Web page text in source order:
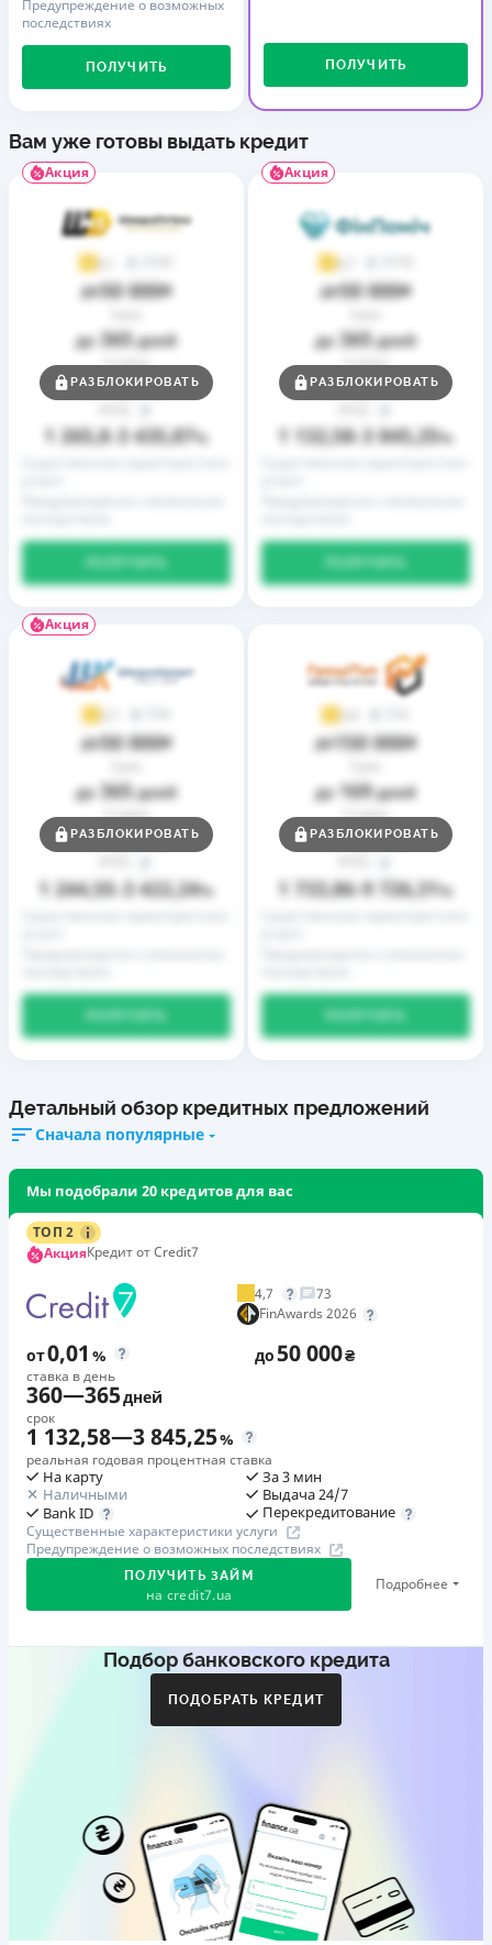
Предупреждение о возможных
последствиях
ПОЛУЧИТЬ ПОЛУЧИТЬ
Вам уже готовы выдать кредит
Акция
4,1
до50 000₴
до 365дней
Ставка
от0,01%
1 265,8 3 435,87%
РАЗБЛОКИРОВАТЬ
Акция
4,7
до50 000₴
до 365дней
Ставка
от0,01%
1 132,58 3 845,25%
РАЗБЛОКИРОВАТЬ
Акция
3,7
до50 000₴
до 365дней
Ставка
от0,01%
1 244,55– 3 422,24%
РАЗБЛОКИРОВАТЬ
3,9
до150 000₴
до 169дней
Ставка
от0,01%
1 733,86– 9 726,31%
РАЗБЛОКИРОВАТЬ
Детальный обзор кредитных предложений
Сначала популярные
Мы подобрали 20 кредитов для вас
ТОП 2
АкцияКредит от Credit7
4,7
73
FinAwards 2026
от0,01 %
ставка в день
до50 000₴
360—365дней
срок
1 132,58—3 845,25%
реальная годовая процентная ставка
На карту
Наличными
Bank ID
За 3 мин
Выдача 24/7
Перекредитование
Существенные характеристики услуги
Предупреждение о возможных последствиях
ПОЛУЧИТЬ ЗАЙМ
на credit7.ua
Подробнее
Акция: «Кешбэк за друга»
друг регистрируется и получает первый кредит (от
Бронзовый призер FinAwards 2026 «Лучшая программа
лояльности»
Первый займ
от 0,01%/день до 30 000 ₴
Подбор банковского кредита
ПОДОБРАТЬ КРЕДИТ